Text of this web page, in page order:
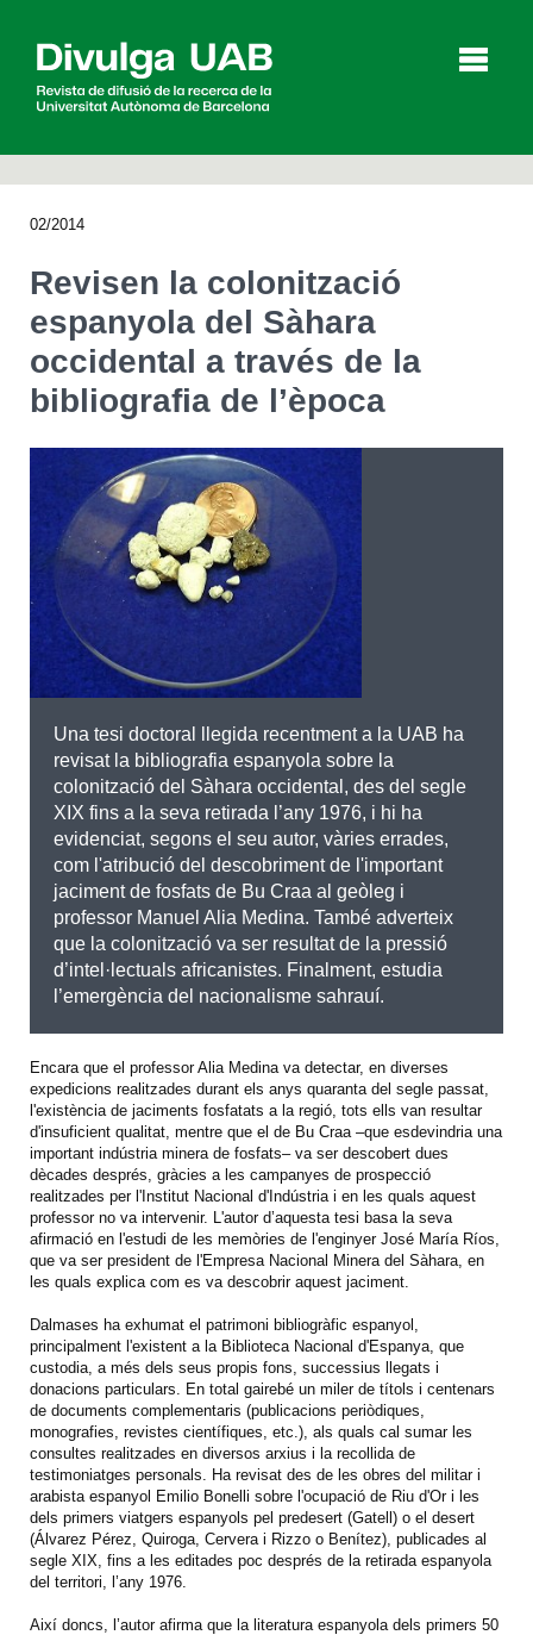
Agenda
English Español
CERCAR
02/2014
Revisen la colonització
espanyola del Sàhara
occidental a través de la
bibliografia de l’època
Una tesi doctoral llegida recentment a la UAB ha
revisat la bibliografia espanyola sobre la
colonització del Sàhara occidental, des del segle
XIX fins a la seva retirada l’any 1976, i hi ha
evidenciat, segons el seu autor, vàries errades,
com l'atribució del descobriment de l'important
jaciment de fosfats de Bu Craa al geòleg i
professor Manuel Alia Medina. També adverteix
que la colonització va ser resultat de la pressió
d’intel·lectuals africanistes. Finalment, estudia
l’emergència del nacionalisme sahrauí.
Encara que el professor Alia Medina va detectar, en diverses
expedicions realitzades durant els anys quaranta del segle passat,
l'existència de jaciments fosfatats a la regió, tots ells van resultar
d'insuficient qualitat, mentre que el de Bu Craa –que esdevindria una
important indústria minera de fosfats– va ser descobert dues
dècades després, gràcies a les campanyes de prospecció
realitzades per l'Institut Nacional d'Indústria i en les quals aquest
professor no va intervenir. L'autor d’aquesta tesi basa la seva
afirmació en l'estudi de les memòries de l'enginyer José María Ríos,
que va ser president de l'Empresa Nacional Minera del Sàhara, en
les quals explica com es va descobrir aquest jaciment.
Dalmases ha exhumat el patrimoni bibliogràfic espanyol,
principalment l'existent a la Biblioteca Nacional d'Espanya, que
custodia, a més dels seus propis fons, successius llegats i
donacions particulars. En total gairebé un miler de títols i centenars
de documents complementaris (publicacions periòdiques,
monografies, revistes científiques, etc.), als quals cal sumar les
consultes realitzades en diversos arxius i la recollida de
testimoniatges personals. Ha revisat des de les obres del militar i
arabista espanyol Emilio Bonelli sobre l'ocupació de Riu d'Or i les
dels primers viatgers espanyols pel predesert (Gatell) o el desert
(Álvarez Pérez, Quiroga, Cervera i Rizzo o Benítez), publicades al
segle XIX, fins a les editades poc després de la retirada espanyola
del territori, l’any 1976.
Així doncs, l’autor afirma que la literatura espanyola dels primers 50